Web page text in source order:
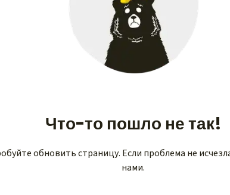
Что-то пошло не так!
обновить страницу. Если проблема не
нами.